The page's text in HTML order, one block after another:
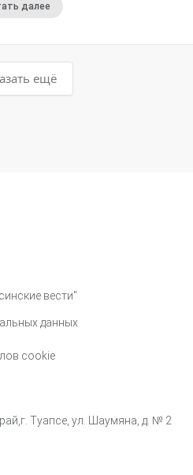
далее
ещё
вести"
данных
cookie
Туапсе, ул. Шаумяна, д. № 2